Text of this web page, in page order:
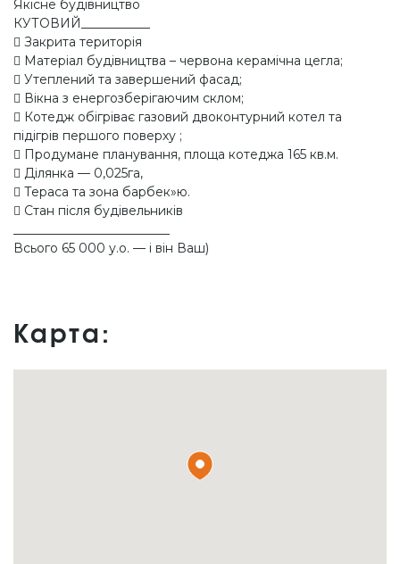
Якісне будівництво
КУТОВИЙ___________
 Закрита територія
 Матеріал будівництва – червона керамічна цегла;
 Утеплений та завершений фасад;
 Вікна з енергозберігаючим склом;
 Котедж обігріває газовий двоконтурний котел та
підігрів першого поверху ;
 Продумане планування, площа котеджа 165 кв.м.
 Ділянка — 0,025га,
 Тераса та зона барбек»ю.
 Стан після будівельників
Всього 65 000 у.о. — і він Ваш)
Карта: